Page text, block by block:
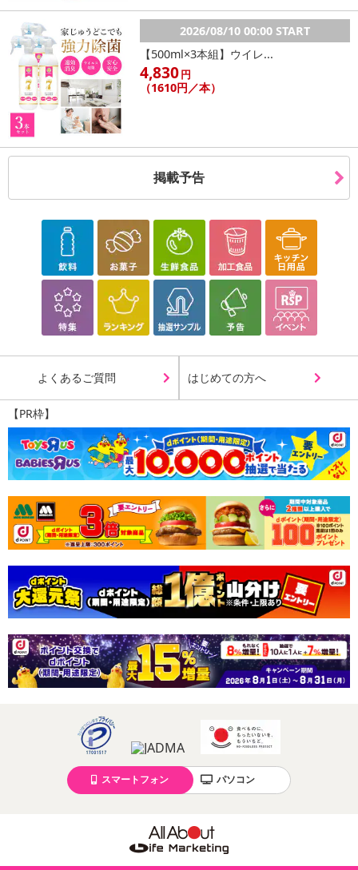
【お支払いについて】
※送料はお試し費用に含まれております。
※d払い、PayPay、au PAY、au PAY（auかんたん決済）、ソフトバ
ンクまとめて支払い、楽天ペイ、メルペイ、AEON Pay、Amazon
Payでお支払いの場合、決済のため外部サイトへ遷移します。
※予約商品は決済手段ごとに定められた決済期限日にお支払いを完
了することがございます。ご了承いただいたうえでお申し込みくだ
※配送形態がメール便の商品については、商品の発送完了後、配送
伝票番号がマイページに表示されない場合もございます。
【配送日時の指定について】
※配送日時の指定が可能な商品の場合、商品によってご指定できる
配送日、配送時間が異なる可能性がございます。
カート機能をご利用の場合は、配送日時指定をご利用いただけませ
ん。
発送日カレンダー
休業日
■その他共通および商品カテゴリー別注意事項（※必ずご確認くだ
さい）
こちらの情報は 2026年07月09日時点での情報となります。
2026/08/10 00:00 START
【500ml×3本組】ウイレ...
4,830円
（1610円／本）
掲載予告
よくあるご質問 はじめての方へ
【PR枠】
スマートフォン パソコン